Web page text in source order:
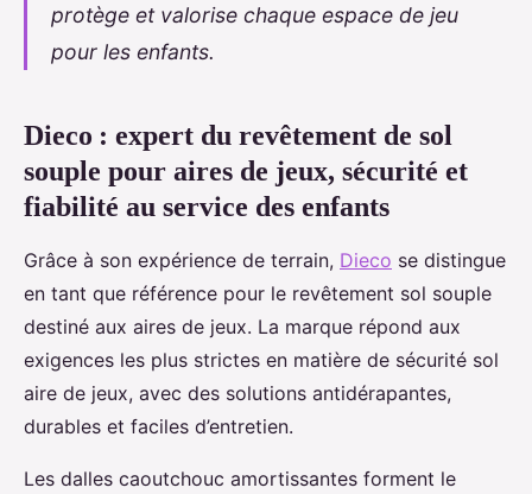
protège et valorise chaque espace de jeu
pour les enfants.
Dieco : expert du revêtement de sol
souple pour aires de jeux, sécurité et
fiabilité au service des enfants
Grâce à son expérience de terrain, Dieco se distingue
en tant que référence pour le revêtement sol souple
destiné aux aires de jeux. La marque répond aux
exigences les plus strictes en matière de sécurité sol
aire de jeux, avec des solutions antidérapantes,
durables et faciles d’entretien.
Les dalles caoutchouc amortissantes forment le